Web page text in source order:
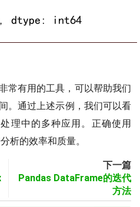
常有用的工具，可以帮助我们
。通过上述示例，我们可以看
理中的多种应用。正确使用
析的效率和质量。
下一篇
Pandas DataFrame的迭代
方法